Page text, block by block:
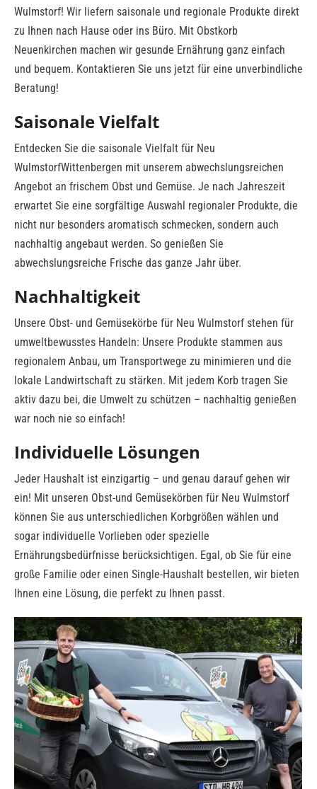
Wulmstorf! Wir liefern saisonale und regionale Produkte direkt
zu Ihnen nach Hause oder ins Büro. Mit Obstkorb
Neuenkirchen machen wir gesunde Ernährung ganz einfach
und bequem. Kontaktieren Sie uns jetzt für eine unverbindliche
Beratung!
Saisonale Vielfalt
Entdecken Sie die saisonale Vielfalt für Neu
WulmstorfWittenbergen mit unserem abwechslungsreichen
Angebot an frischem Obst und Gemüse. Je nach Jahreszeit
erwartet Sie eine sorgfältige Auswahl regionaler Produkte, die
nicht nur besonders aromatisch schmecken, sondern auch
nachhaltig angebaut werden. So genießen Sie
abwechslungsreiche Frische das ganze Jahr über.
Nachhaltigkeit
Unsere Obst- und Gemüsekörbe für Neu Wulmstorf stehen für
umweltbewusstes Handeln: Unsere Produkte stammen aus
regionalem Anbau, um Transportwege zu minimieren und die
lokale Landwirtschaft zu stärken. Mit jedem Korb tragen Sie
aktiv dazu bei, die Umwelt zu schützen – nachhaltig genießen
war noch nie so einfach!
Individuelle Lösungen
Jeder Haushalt ist einzigartig – und genau darauf gehen wir
ein! Mit unseren Obst-und Gemüsekörben für Neu Wulmstorf
können Sie aus unterschiedlichen Korbgrößen wählen und
sogar individuelle Vorlieben oder spezielle
Ernährungsbedürfnisse berücksichtigen. Egal, ob Sie für eine
große Familie oder einen Single-Haushalt bestellen, wir bieten
Ihnen eine Lösung, die perfekt zu Ihnen passt.